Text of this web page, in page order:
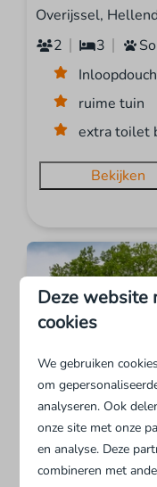
Overijssel,
2
3
ruime tuin
extra toilet
Bekijken
Bungalow Miva
Deze website
cookies
We gebruiken
om
analyseren. Ook
onze site met onze
en analyse. Deze
combineren met